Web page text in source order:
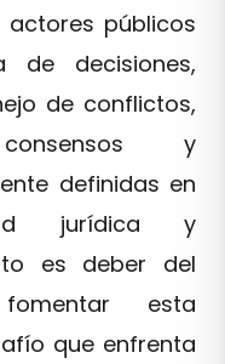
públicos
decisiones,
de conflictos,
y
definidas en
jurídica y
es deber del
esta
que enfrenta